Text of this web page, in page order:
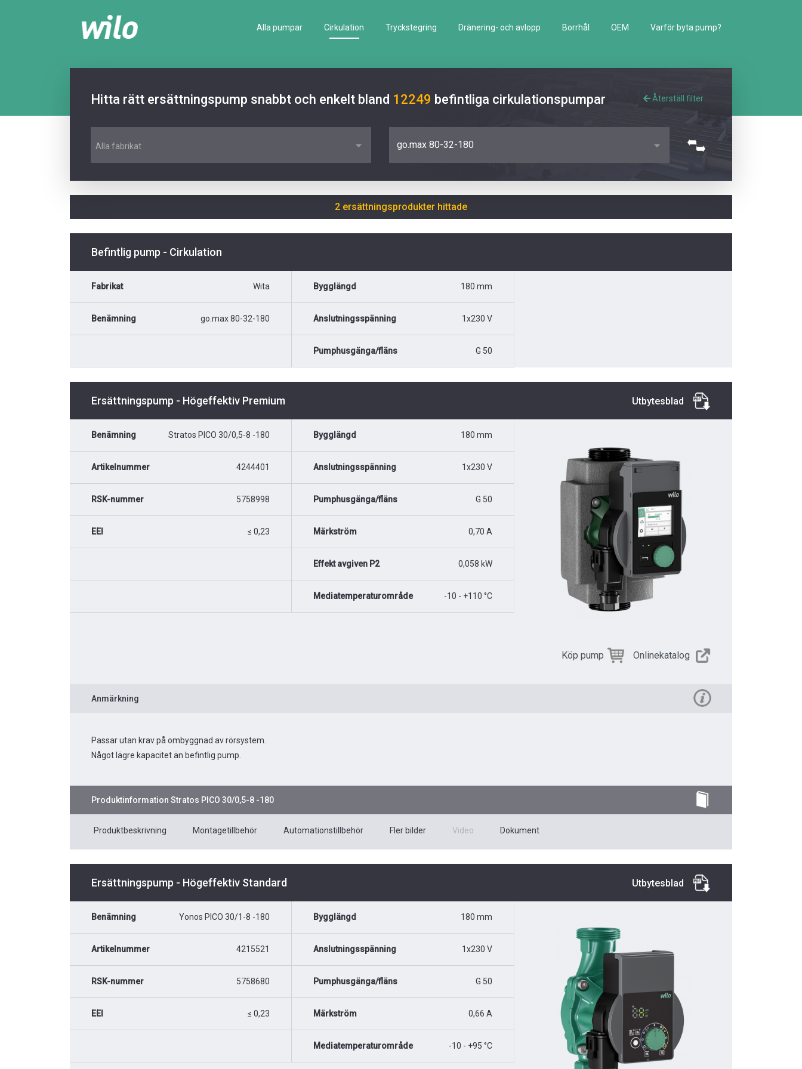
Alla pumpar Cirkulation Tryckstegring Dränering- och avlopp Borrhål OEM Varför byta pump?
Hitta rätt ersättningspump snabbt och enkelt bland 12249 befintliga cirkulationspumpar Återställ filter
Alla fabrikat go.max 80-32-180
2 ersättningsprodukter hittade
Befintlig pump - Cirkulation
Fabrikat Wita
Benämning go.max 80-32-180
Bygglängd 180 mm
Anslutningsspänning 1x230 V
Pumphusgänga/fläns G 50
Ersättningspump - Högeffektiv Premium Utbytesblad
Benämning Stratos PICO 30/0,5-8 -180
Artikelnummer 4244401
RSK-nummer 5758998
EEI ≤ 0,23
Bygglängd 180 mm
Anslutningsspänning 1x230 V
Pumphusgänga/fläns G 50
Märkström 0,70 A
Effekt avgiven P2 0,058 kW
Mediatemperaturområde -10 - +110 °C
Köp pump Onlinekatalog
Anmärkning
Passar utan krav på ombyggnad av rörsystem.
Något lägre kapacitet än befintlig pump.
Produktinformation Stratos PICO 30/0,5-8 -180
Produktbeskrivning Montagetillbehör Automationstillbehör Fler bilder Video Dokument
Ersättningspump - Högeffektiv Standard Utbytesblad
Benämning Yonos PICO 30/1-8 -180
Artikelnummer 4215521
RSK-nummer 5758680
EEI ≤ 0,23
Bygglängd 180 mm
Anslutningsspänning 1x230 V
Pumphusgänga/fläns G 50
Märkström 0,66 A
Mediatemperaturområde -10 - +95 °C